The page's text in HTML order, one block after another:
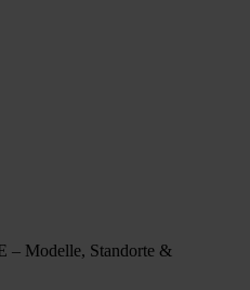
– Modelle, Standorte &